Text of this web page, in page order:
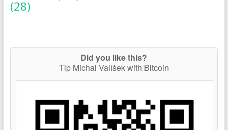
(28)
Did you like this?
Tip Michal Valíšek with Bitcoin